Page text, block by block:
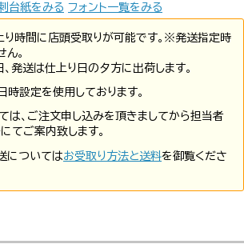
台紙をみる フォント一覧をみる
り時間に店頭受取りが可能です。※発送指定時
。
発送は仕上り日の夕方に出荷します。
設定を使用しております。
、ご注文申し込みを頂きましてから担当者
てご案内致します。
についてはお受取り方法と送料を御覧くださ